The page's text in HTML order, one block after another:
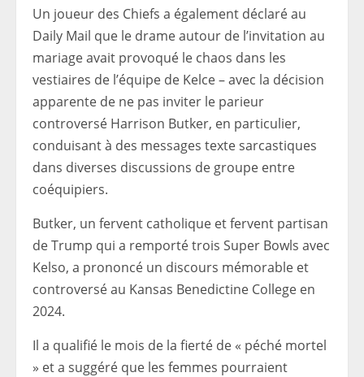
Un joueur des Chiefs a également déclaré au
Daily Mail que le drame autour de l’invitation au
mariage avait provoqué le chaos dans les
vestiaires de l’équipe de Kelce – avec la décision
apparente de ne pas inviter le parieur
controversé Harrison Butker, en particulier,
conduisant à des messages texte sarcastiques
dans diverses discussions de groupe entre
coéquipiers.
Butker, un fervent catholique et fervent partisan
de Trump qui a remporté trois Super Bowls avec
Kelso, a prononcé un discours mémorable et
controversé au Kansas Benedictine College en
2024.
Il a qualifié le mois de la fierté de « péché mortel
» et a suggéré que les femmes pourraient